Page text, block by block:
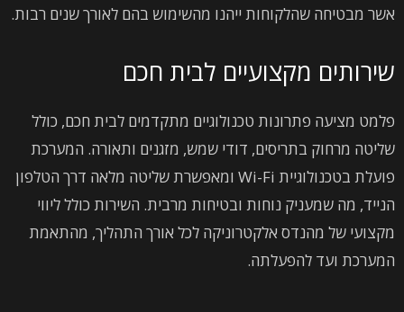
אשר מבטיחה שהלקוחות ייהנו מהשימוש בהם לאורך שנים רבות.
שירותים מקצועיים לבית חכם
פלמט מציעה פתרונות טכנולוגיים מתקדמים לבית חכם, כולל
שליטה מרחוק בתריסים, דודי שמש, מזגנים ותאורה. המערכת
פועלת בטכנולוגיית Wi-Fi ומאפשרת שליטה מלאה דרך הטלפון
הנייד, מה שמעניק נוחות ובטיחות מרבית. השירות כולל ליווי
מקצועי של מהנדס אלקטרוניקה לכל אורך התהליך, מהתאמת
המערכת ועד להפעלתה.